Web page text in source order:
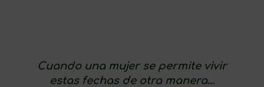
Cuando una mujer se permite vivir
estas fechas de otra manera…